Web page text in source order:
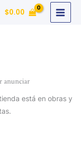
$0.00
anunciar
está en obras y